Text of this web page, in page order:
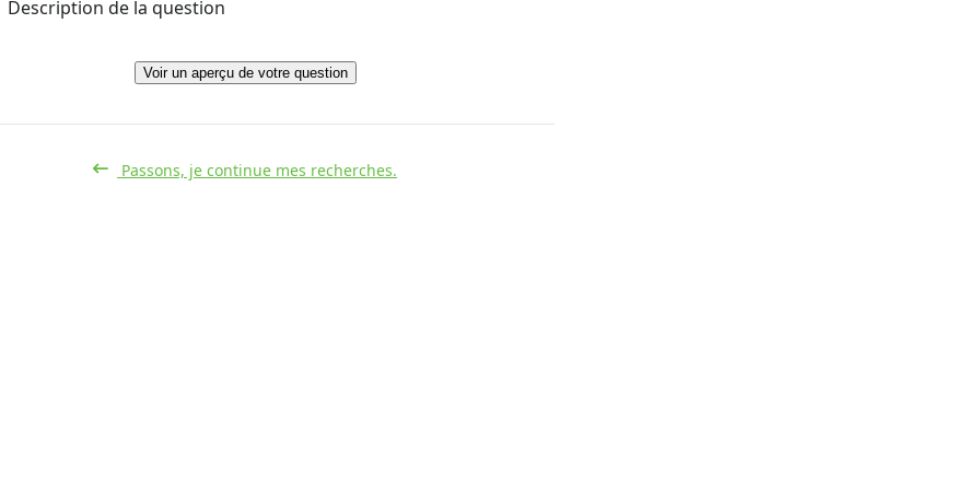
Description de la question
Voir un aperçu de votre question
Passons, je continue mes recherches.